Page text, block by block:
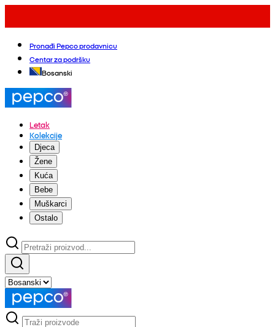
Pronađi Pepco prodavnicu
Centar za podršku
Bosanski
Letak
Kolekcije
Djeca
Žene
Kuća
Bebe
Muškarci
Ostalo